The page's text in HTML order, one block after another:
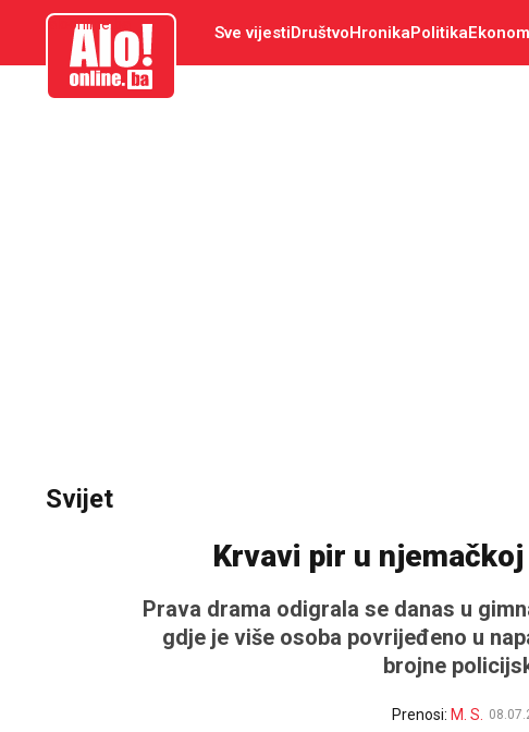
aloonline.ba Sve vijestiDruštvoHronikaPolitika
Svijet
Krvavi pir u
Prava drama odigrala se danas u
gdje je više osoba povrijeđeno u
brojne
Prenosi: M. S.